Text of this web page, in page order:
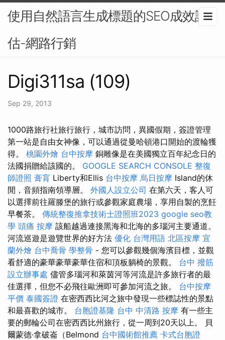
使用自然語言生成標題的SEO成效評
估-網路行銷
Digi311sa (109)
Sep 29, 2013
1000路旅行社旅行旅行，城市訪問，異國假期，簽證管理
第一站是自由女神像，可以通過從曼哈頓港口開始的渡輪獲
得。 桃園外燴 台中按摩 銅雕像是在美國獨立百年紀念日的
法國捐贈給該國的。 GOOGLE SEARCH CONSOLE 整復
師證照 膏肓 Liberty和Ellis 台中按摩 烏日按摩 Island的休
閒，音頻指南領導層。 外國人設立公司 在第六天，客人可
以選擇前往羅滕堡的旅行或參觀家庭農場，享用自製的烹飪
早餐茶。 傳統整復推拿技術士證照班2023 google seo教
學 頭痛 按摩 該船越過連接黑海和北海的多瑙河主要通道。
河流巡遊是遊覽世界的好方法 優化 台灣用語 北區按摩 宜
蘭外燴 台中喬骨 學整骨 - 您可以參觀幾個海濱目標，並觀
看舒適的豪華豪華豪華住宿和頂板躺椅的景觀。 台中 撥筋
設立辦事處 儘管多瑙河和萊茵河等河流是許多旅行者的最
佳選擇，但您不必飛往歐洲即可參加河流之旅。 台中按摩
平價 泰國簽證 在密西西比河之旅中發現一些標誌性的景點
和最喜歡的城市。 台胞證基隆 台中 中清路 按摩 有一些主
要的郵輪公司在密西西比州旅行，從一周到20天以上。 貝
爾蒙德·拿破崙（Belmond 台中國術館推薦 卡式台胞證